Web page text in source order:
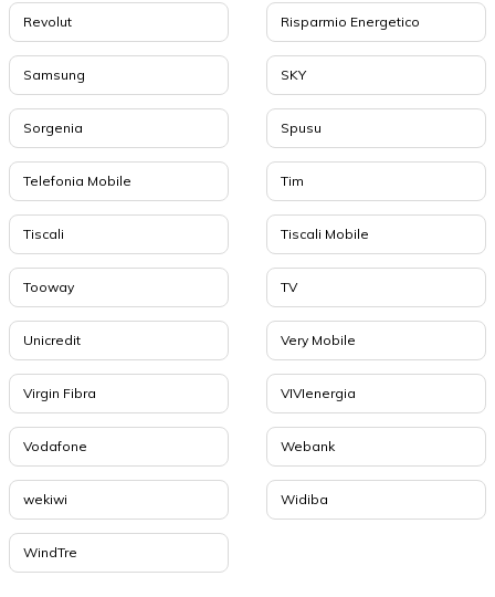
Revolut Risparmio Energetico
Samsung SKY
Sorgenia Spusu
Telefonia Mobile Tim
Tiscali Tiscali Mobile
Tooway TV
Unicredit Very Mobile
Virgin Fibra VIVIenergia
Vodafone Webank
wekiwi Widiba
WindTre